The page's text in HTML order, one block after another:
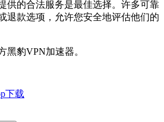
供的合法服务是最佳选择。许多可靠
退款选项，允许您安全地评估他们的
黑豹VPN加速器。
下载